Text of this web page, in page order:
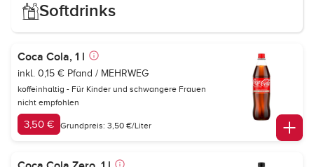
Softdrinks
Coca Cola, 1 l
inkl. 0,15 € Pfand / MEHRWEG
koffeinhaltig - Für Kinder und schwangere Frauen
nicht empfohlen
3,50 € Grundpreis: 3,50 €/Liter